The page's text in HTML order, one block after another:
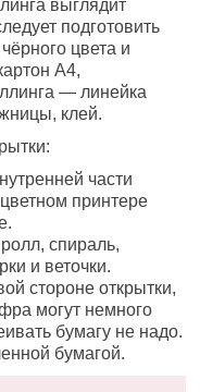
выглядит
подготовить
цвета и
А4,
— линейка
клей.
части
принтере
спираль,
и веточки.
стороне открытки,
могут немного
бумагу не надо.
бумагой.